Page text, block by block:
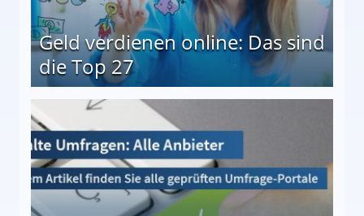
Geld verdienen online: Das sind
die Top 27